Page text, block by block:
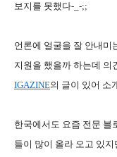
보지를 못했다-_-;;
언론에 얼굴을 잘 안내미
지원을 했을까 하는데 의
IGAZINE의 글이 있어 소
한국에서도 요즘 전문 블
들이 많이 올라 오고 있